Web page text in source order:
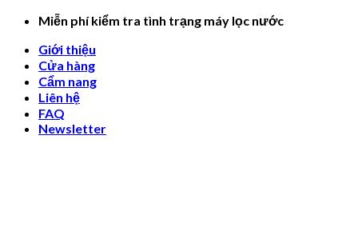
Skip
content
Miễn phí kiểm tra tình trạng máy lọc nước
Giới thiệu
Cửa hàng
Cẩm nang
Liên hệ
FAQ
Newsletter